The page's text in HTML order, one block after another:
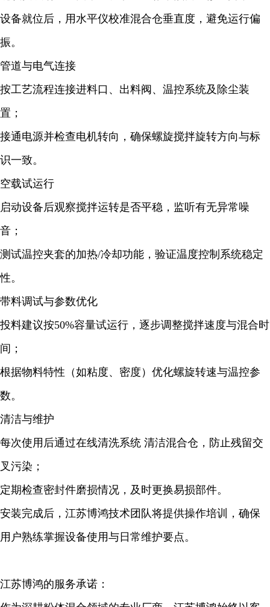
设备就位后，用水平仪校准混合仓垂直度，避免运行偏
振。
管道与电气连接
按工艺流程连接进料口、出料阀、温控系统及除尘装
置；
接通电源并检查电机转向，确保螺旋搅拌旋转方向与标
识一致。
空载试运行
启动设备后观察搅拌运转是否平稳，监听有无异常噪
音；
测试温控夹套的加热/冷却功能，验证温度控制系统稳定
性。
带料调试与参数优化
投料建议按50%容量试运行，逐步调整搅拌速度与混合时
间；
根据物料特性（如粘度、密度）优化螺旋转速与温控参
数。
清洁与维护
每次使用后通过在线清洗系统 清洁混合仓，防止残留交
叉污染；
定期检查密封件磨损情况，及时更换易损部件。
安装完成后，江苏博鸿技术团队将提供操作培训，确保
用户熟练掌握设备使用与日常维护要点。
江苏博鸿的服务承诺：